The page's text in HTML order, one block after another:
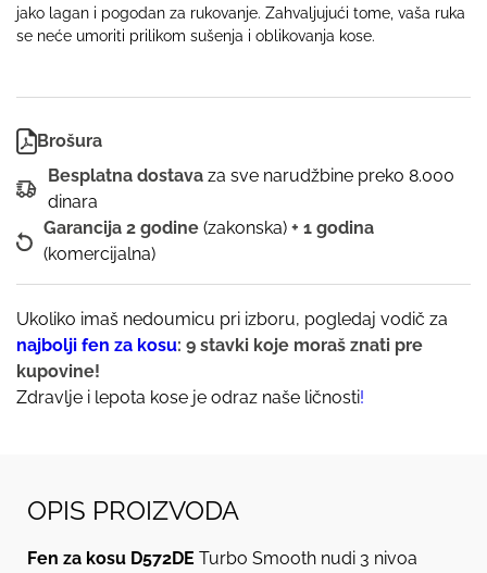
jako lagan i pogodan za rukovanje. Zahvaljujući tome, vaša ruka
se neće umoriti prilikom sušenja i oblikovanja kose.
Brošura
Besplatna dostava za sve narudžbine preko 8.000
dinara
Garancija 2 godine (zakonska) + 1 godina
(komercijalna)
Ukoliko imaš nedoumicu pri izboru, pogledaj vodič za
najbolji fen za kosu: 9 stavki koje moraš znati pre
kupovine!
Zdravlje i lepota kose je odraz naše ličnosti!
OPIS PROIZVODA
Fen za kosu D572DE Turbo Smooth nudi 3 nivoa